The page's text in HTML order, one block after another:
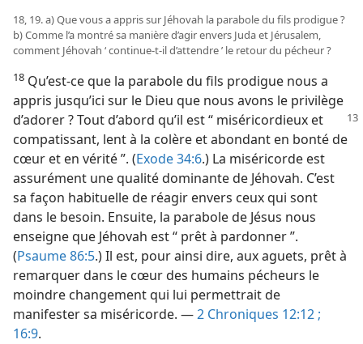
18, 19. a) Que vous a appris sur Jéhovah la parabole du fils prodigue ?
b) Comme l’a montré sa manière d’agir envers Juda et Jérusalem,
comment Jéhovah ‘ continue-​t-​il d’attendre ’ le retour du pécheur ?
18 Qu’est-​ce que la parabole du fils prodigue nous a
appris jusqu’ici sur le Dieu que nous avons le privilège
d’adorer ? Tout d’abord qu’il est “ miséricordieux et
compatissant, lent à la colère et abondant en bonté de
cœur et en vérité ”. (Exode 34:6.) La miséricorde est
assurément une qualité dominante de Jéhovah. C’est
sa façon habituelle de réagir envers ceux qui sont
dans le besoin. Ensuite, la parabole de Jésus nous
enseigne que Jéhovah est “ prêt à pardonner ”.
(Psaume 86:5.) Il est, pour ainsi dire, aux aguets, prêt à
remarquer dans le cœur des humains pécheurs le
moindre changement qui lui permettrait de
manifester sa miséricorde. —2 Chroniques 12:12 ;
16:9.